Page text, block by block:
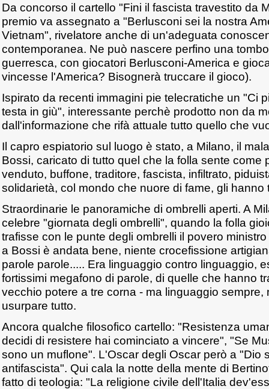
Da concorso il cartello "Fini il fascista travestito da
premio va assegnato a "Berlusconi sei la nostra
Vietnam", rivelatore anche di un'adeguata
contemporanea. Ne può nascere perfino una
guerresca, con giocatori Berlusconi-America e
vincesse l'America? Bisognerà truccare il gioco).
Ispirato da recenti immagini pie telecratiche un "Ci
testa in giù", interessante perchè prodotto non da
dall'informazione che rifà attuale tutto quello che
Il capro espiatorio sul luogo è stato, a Milano, il
Bossi, caricato di tutto quel che la folla sente come
venduto, buffone, traditore, fascista, infiltrato,
solidarietà, col mondo che nuore di fame, gli hanno
Straordinarie le panoramiche di ombrelli aperti. A
celebre "giornata degli ombrelli", quando la folla
trafisse con le punte degli ombrelli il povero
a Bossi è andata bene, niente crocefissione
parole parole..... Era linguaggio contro linguaggio,
fortissimi megafono di parole, di quelle che hanno
vecchio potere a tre corna - ma linguaggio sempre,
usurpare tutto.
Ancora qualche filosofico cartello: "Resistenza
decidi di resistere hai cominciato a vincere", "Se
sono un muflone". L'Oscar degli Oscar però a "Dio
antifascista". Qui cala la notte della mente di
fatto di teologia: "La religione civile dell'Italia